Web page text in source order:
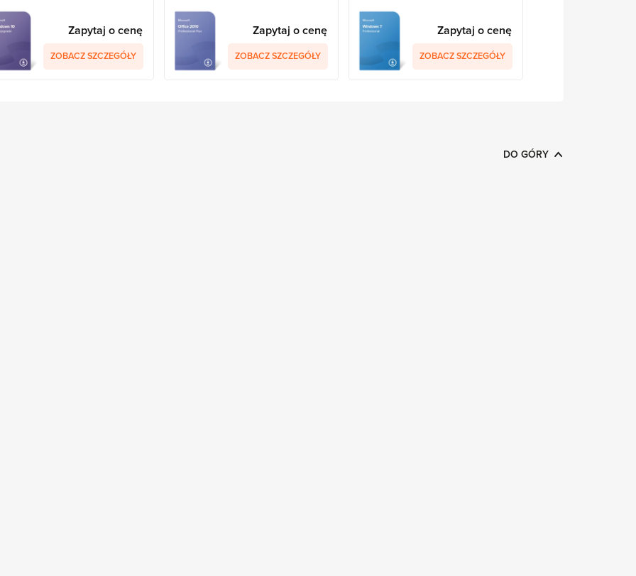
Zapytaj o cenę
ZOBACZ SZCZEGÓŁY
Zapytaj o cenę
ZOBACZ SZCZEGÓŁY
Zapytaj o cenę
ZOBACZ SZCZEGÓŁY
DO GÓRY